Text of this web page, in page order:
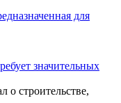
для
значительных
о строительстве,